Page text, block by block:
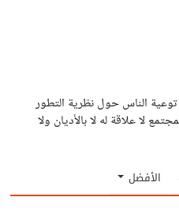
الناس حول نظرية التطور
لا علاقة له لا بالأديان ولا
الأفضل